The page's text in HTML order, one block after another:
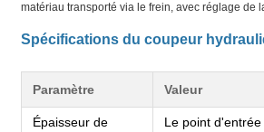
matériau transporté via le frein, avec réglage de
Spécifications du coupeur
Paramètre Valeur
Épaisseur de
Le point